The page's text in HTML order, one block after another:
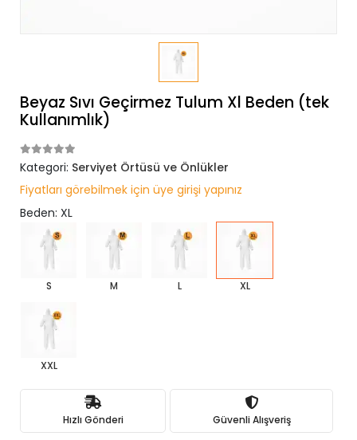
Beyaz Sıvı Geçirmez Tulum Xl Beden (tek
Kullanımlık)
Kategori: Serviyet Örtüsü ve Önlükler
Fiyatları görebilmek için üye girişi yapınız
Beden: XL
S M L XL
XXL
Hızlı Gönderi Güvenli Alışveriş